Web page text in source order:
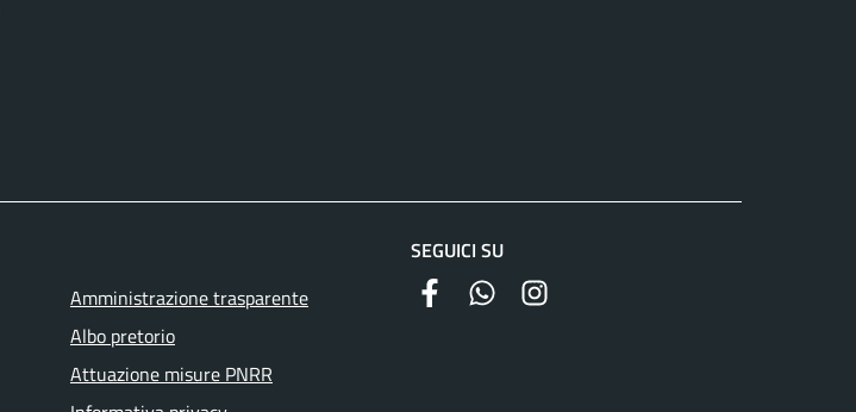
Amministrazione trasparente
Albo pretorio
Attuazione misure PNRR
SEGUICI SU
facebook whatsapp